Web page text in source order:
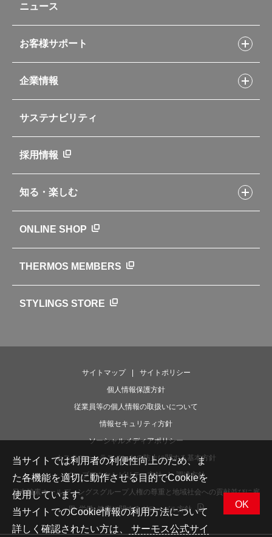
ポット・アイスペール
コーヒーメーカー
ソフトクーラー・バッグ
自転車専用ボトル
アパレル小物
新製品一覧
カタログ
フライパンレシピ
シャトルシェフレシピ
スープジャーレシピ
イージースモーカーレシピ
レシピ本のご紹介
ニュース
お客様サポート
交換用部品の購入方法
部品の種類や販売状況を調べる
よくあるご質問・お問い合わせ
企業情報
企業理念
会社概要
ニュース
世界のサーモス
サーモスの歴史
サステナビリティ
採用情報
知る・楽しむ
クラブサーモス
WEBマガジン
お弁当にエールを込めて
ONLINE SHOP
THERMOS MEMBERS
STYLINGS STORE
サイトマップ
サイトポリシー
個人情報保護方針
従業員等の個人情報の取扱いについて
情報セキュリティ方針
ソーシャルメディアポリシー
カスタマーハラスメントの防止に関する基本方針
ウェブアクセシビリティ方針
調達方針
日本酸素ホールディングスグループ人権の尊重と地域社会への貢献並びに雇
用･労働･健康に関するグローバル方針
当サイトでは利用者の利便性向上のため、ま
た各機能を適切に動作させる目的でCookieを
使用しています。
当サイトでのCookie情報の利用方法について
詳しく確認されたい方は、
サーモス公式サイ
OK